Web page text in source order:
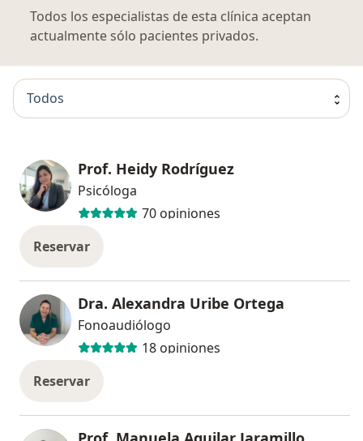
Todos los especialistas de esta clínica aceptan
actualmente sólo pacientes privados.
Todos
Prof. Heidy Rodríguez
Psicóloga
70 opiniones
Reservar
Dra. Alexandra Uribe Ortega
Fonoaudiólogo
18 opiniones
Reservar